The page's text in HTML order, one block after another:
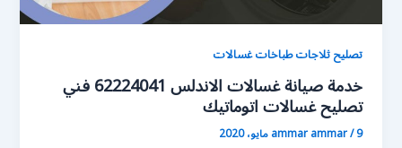
تصليح ثلاجات طباخات غسالات
خدمة صيانة غسالات الاندلس 62224041 فني
تصليح غسالات اتوماتيك
ammar ammar/9 مايو، 2020